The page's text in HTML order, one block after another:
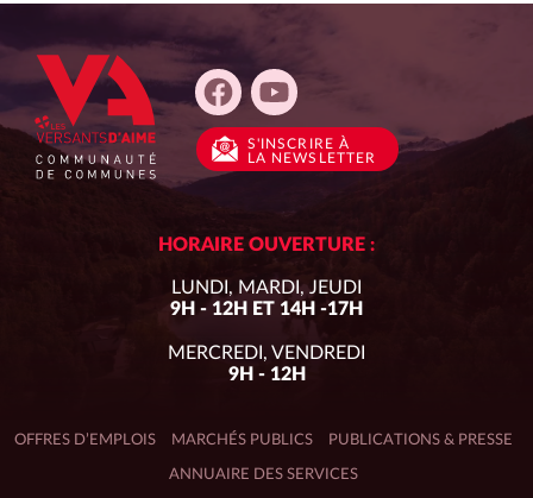
HORAIRE OUVERTURE :
LUNDI, MARDI, JEUDI
9H - 12H ET 14H -17H
MERCREDI, VENDREDI
9H - 12H
OFFRES D’EMPLOIS MARCHÉS PUBLICS PUBLICATIONS & PRESSE
ANNUAIRE DES SERVICES
S'INSCRIRE À
LA NEWSLETTER